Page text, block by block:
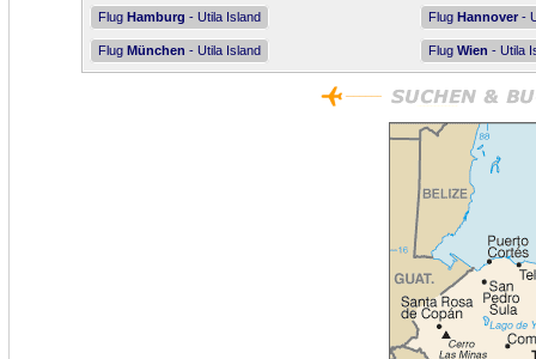
Flug Hamburg - Utila Island Flug Hannover -
Flug München - Utila Island Flug Wien - Utila